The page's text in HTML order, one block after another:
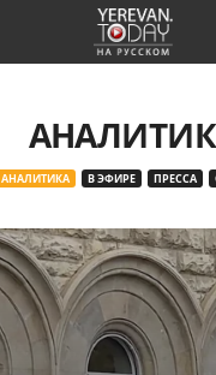
АНАЛИТИКА В ЭФИРЕ ПРЕССА